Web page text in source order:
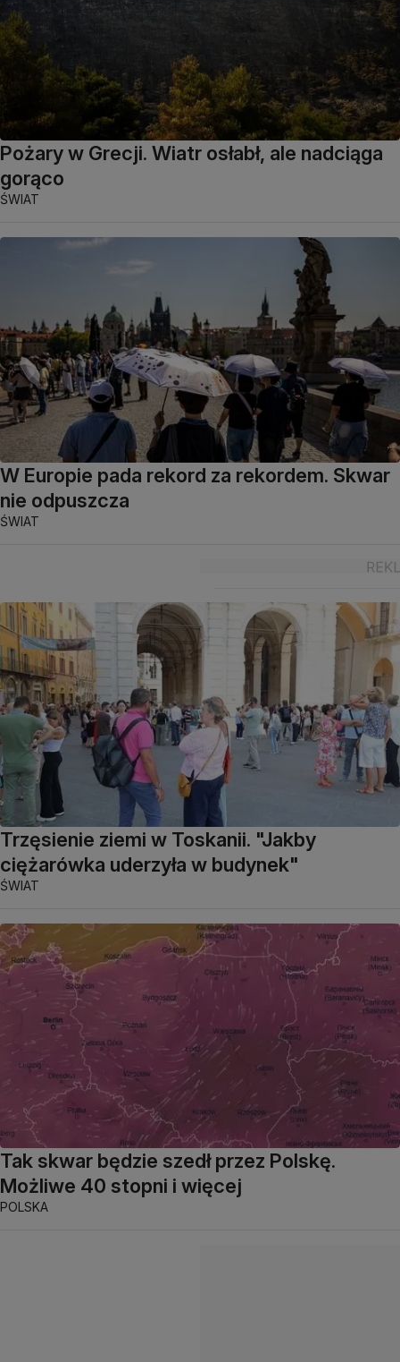
Pożary w Grecji. Wiatr osłabł, ale nadciąga
gorąco
ŚWIAT
W Europie pada rekord za rekordem. Skwar
nie odpuszcza
ŚWIAT
Trzęsienie ziemi w Toskanii. "Jakby
ciężarówka uderzyła w budynek"
ŚWIAT
Tak skwar będzie szedł przez Polskę.
Możliwe 40 stopni i więcej
POLSKA